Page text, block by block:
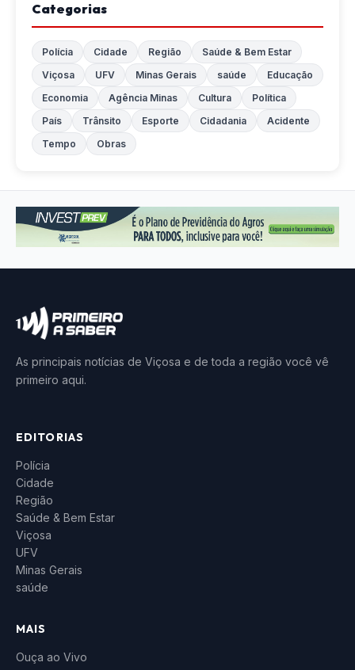
Categorias
Polícia Cidade Região
Saúde & Bem Estar
Viçosa
UFV Minas Gerais saúde
Educação
Economia
Agência Minas Cultura
Política
País
Trânsito Esporte Cidadania
Acidente
Tempo
Obras
As principais notícias de Viçosa e de toda a região você vê
primeiro aqui.
EDITORIAS
Polícia
Cidade
Região
Saúde & Bem Estar
Viçosa
UFV
Minas Gerais
saúde
MAIS
Ouça ao Vivo